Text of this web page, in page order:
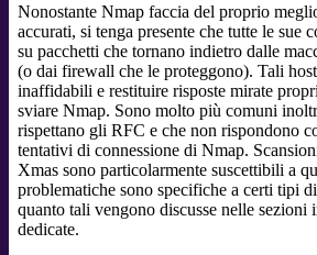
Nonostante Nmap faccia del proprio
accurati, si tenga presente che tutte le sue
su pacchetti che tornano indietro dalle
(o dai firewall che le proteggono). Tali host
inaffidabili e restituire risposte mirate
sviare Nmap. Sono molto più comuni
rispettano gli RFC e che non rispondono
tentativi di connessione di Nmap.
Xmas sono particolarmente suscettibili a
problematiche sono specifiche a certi tipi
quanto tali vengono discusse nelle sezioni
dedicate.